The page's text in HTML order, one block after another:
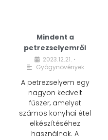
Mindent a
petrezselyemről
2023.12.21. •
Gyógynövények
A petrezselyem egy
nagyon kedvelt
fűszer, amelyet
számos konyhai étel
elkészítéséhez
használnak. A